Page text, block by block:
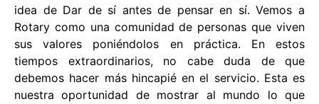
idea de Dar de sí antes de pensar en sí. Vemos a
Rotary como una comunidad de personas que viven
sus valores poniéndolos en práctica. En estos
tiempos extraordinarios, no cabe duda de que
debemos hacer más hincapié en el servicio. Esta es
nuestra oportunidad de mostrar al mundo lo que